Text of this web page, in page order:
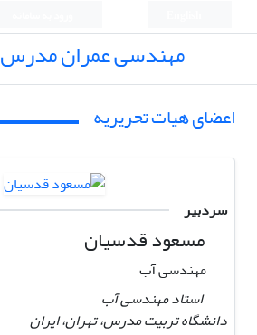
مهندسی عمران مدرس
اعضای هیات تحریریه
سردبیر
مسعود قدسیان
مهندسی آب
استاد مهندسی آب
دانشگاه تربیت مدرس، تهران، ایران